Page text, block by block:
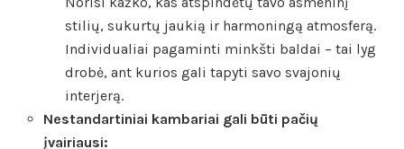
stilių, sukurtų jaukią ir harmoningą atmosferą.
Individualiai pagaminti minkšti baldai – tai lyg
drobė, ant kurios gali tapyti savo svajonių
interjerą.
Nestandartiniai kambariai gali būti pačių
įvairiausi: